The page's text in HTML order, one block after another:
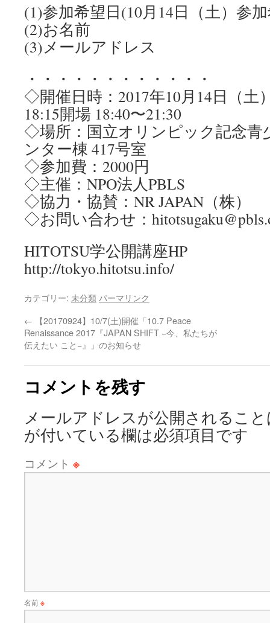
(1)参加希望日(10月14日（土）参
(2)お名前
(3)メールアドレス
・・・・・・・・・・・・
◇開催日時：2017年10月14日（土
18:15開場 18:40〜21:30
◇場所：国立オリンピック記念青
ンター棟 417号室
◇参加費：2000円
◇主催：NPO法人PBLS
◇協力・協賛：NR JAPAN（株）
◇お問い合わせ：
HITOTSU学公開講座HP
http://tokyo.hitotsu.info/
カテゴリー: 未分類 パーマリンク
← 【20170924】10/7(土)開催「10.7 Peace
Renaissance 2017『JAPAN SHIFT −今、私たちが
伝えたい こと−』」のお知らせ
コメントを残す
メールアドレスが公開されるこ
が付いている欄は必須項目です
コメント ※
名前※